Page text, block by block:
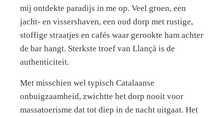
mij ontdekte paradijs in me op. Veel groen, een
jacht- en vissershaven, een oud dorp met rustige,
stoffige straatjes en cafés waar gerookte ham achter
de bar hangt. Sterkste troef van Llançà is de
authenticiteit.
Met misschien wel typisch Catalaanse
onbuigzaamheid, zwichtte het dorp nooit voor
massatoerisme dat tot diep in de nacht uitgaat. Het